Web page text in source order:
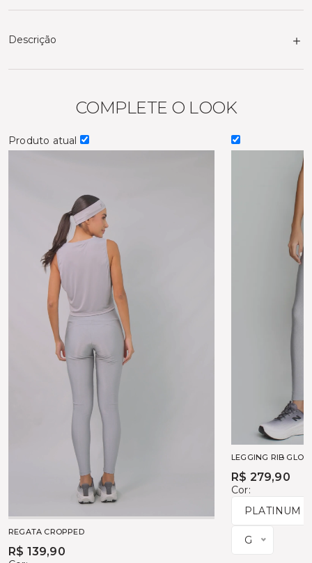
Descrição
COMPLETE O LOOK
Produto atual
REGATA CROPPED
R$ 139,90
LEGGING RIB GLOW
R$ 279,90
Cor:
PLATINUM
G